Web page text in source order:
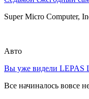
Super Micro Computer,
Авто
Вы уже видели LEPAS
Все начиналось вовсе